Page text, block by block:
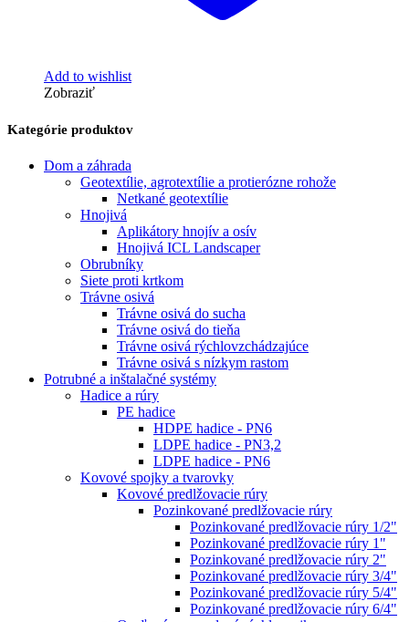
Add to wishlist
Zobraziť
Kategórie produktov
Dom a záhrada
Geotextílie, agrotextílie a protierózne rohože
Netkané geotextílie
Hnojivá
Aplikátory hnojív a osív
Hnojivá ICL Landscaper
Obrubníky
Siete proti krtkom
Trávne osivá
Trávne osivá do sucha
Trávne osivá do tieňa
Trávne osivá rýchlovzchádzajúce
Trávne osivá s nízkym rastom
Potrubné a inštalačné systémy
Hadice a rúry
PE hadice
HDPE hadice - PN6
LDPE hadice - PN3,2
LDPE hadice - PN6
Kovové spojky a tvarovky
Kovové predlžovacie rúry
Pozinkované predlžovacie rúry
Pozinkované predlžovacie rúry 1/2"
Pozinkované predlžovacie rúry 1"
Pozinkované predlžovacie rúry 2"
Pozinkované predlžovacie rúry 3/4"
Pozinkované predlžovacie rúry 5/4"
Pozinkované predlžovacie rúry 6/4"